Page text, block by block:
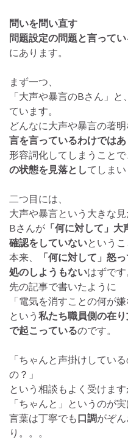
問いを問い直す
問題設定の問題と言って
にあります。
まず一つ、
「大声や暴言のBさん」と、
ています。
どんなに大声や暴言の著
言を言っているわけでは
形容詞化してしまうことで
の状態を見落としてしまい
二つ目には、
大声や暴言という大きな
Bさんが 「何に対して」
確認をしていないというこ
本来、
「何に対して」怒
処のしようもないはずです
先の記事で書いたように
「電気を消すことの何が
という 私たち職員側の在
で起こっているのです。
「ちゃんと声掛けしてい
の？」
という相談もよく受けま
「ちゃんと」というのが
言葉は丁寧でも口調がぞ
り。。。